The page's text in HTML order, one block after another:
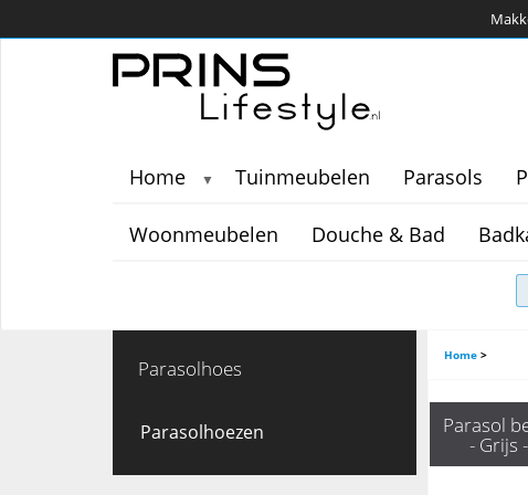
Home ▼ Tuinmeubelen Parasols
Woonmeubelen Douche & Bad
Parasolhoes
Parasolhoezen
Home >
Parasol
- Grijs